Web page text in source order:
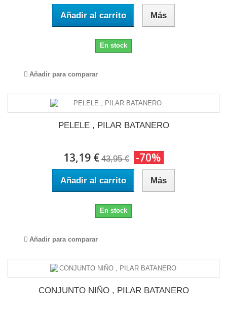
Añadir al carrito Más
En stock
Añadir para comparar
PELELE , PILAR BATANERO
13,19 € 43,95 € -70%
Añadir al carrito Más
En stock
Añadir para comparar
CONJUNTO NIÑO , PILAR BATANERO